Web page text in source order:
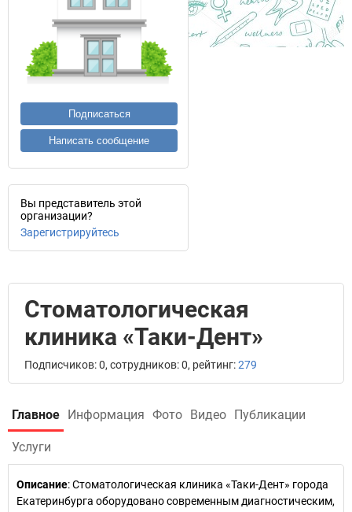
Подписаться
Написать сообщение
Вы представитель этой
организации?
Зарегистрируйтесь
Стоматологическая
клиника «Таки-Дент»
Подписчиков: 0, сотрудников: 0, рейтинг:279
Главное Информация Фото Видео Публикации
Услуги
Описание: Стоматологическая клиника «Таки-Дент» города
Екатеринбурга оборудовано современным диагностическим,